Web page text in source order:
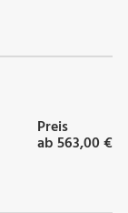
Preis
ab 563,00 €